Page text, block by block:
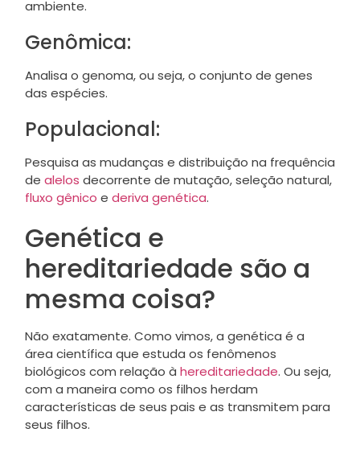
ambiente.
Genômica:
Analisa o genoma, ou seja, o conjunto de genes
das espécies.
Populacional:
Pesquisa as mudanças e distribuição na frequência
de alelos decorrente de mutação, seleção natural,
fluxo gênico e deriva genética.
Genética e
hereditariedade são a
mesma coisa?
Não exatamente. Como vimos, a genética é a
área científica que estuda os fenômenos
biológicos com relação à hereditariedade. Ou seja,
com a maneira como os filhos herdam
características de seus pais e as transmitem para
seus filhos.